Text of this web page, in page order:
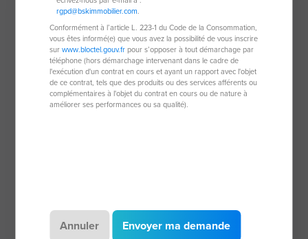
rgpd@bskimmobilier.com.
Conformément à l’article L. 223-1 du Code de la Consommation,
vous êtes informé(e) que vous avez la possibilité de vous inscrire
surwww.bloctel.gouv.frpour s’opposer à tout démarchage par
téléphone (hors démarchage intervenant dans le cadre de
l'exécution d'un contrat en cours et ayant un rapport avec l'objet
de ce contrat, tels que des produits ou des services afférents ou
complémentaires à l'objet du contrat en cours ou de nature à
améliorer ses performances ou sa qualité).
Annuler Envoyer ma demande